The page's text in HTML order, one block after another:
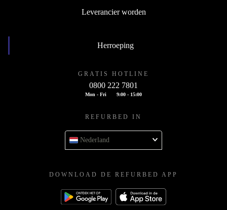
Leverancier worden
Herroeping
GRATIS HOTLINE
0800 222 7801
Mon - Fri 9:00 - 15:00
REFURBED IN
Nederland
DOWNLOAD DE REFURBED APP